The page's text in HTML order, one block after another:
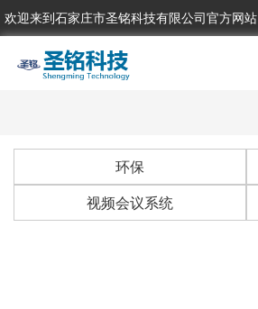
欢迎来到石家庄市圣铭科技有限公司官方网站
环保
视频会议系统